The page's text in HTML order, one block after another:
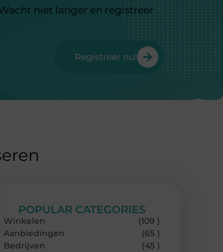
niet langer en registreer
Registreer nu!
POPULAR CATEGORIES
Winkelen
(109 )
Aanbiedingen
(65 )
Bedrijven
(45 )